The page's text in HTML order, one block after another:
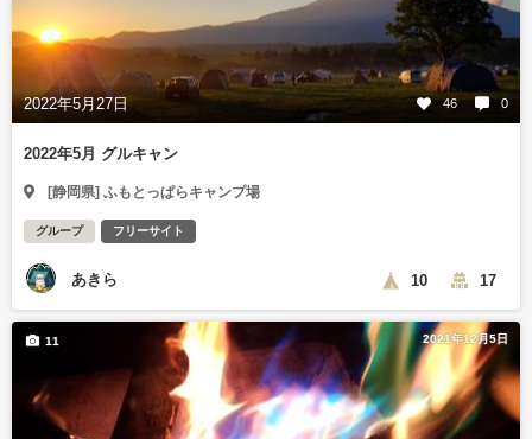
2022年5月27日 46 0
2022年5月 グルキャン
[静岡県] ふもとっぱらキャンプ場
グループ フリーサイト
あきら 10 17
2021年12月5日
11